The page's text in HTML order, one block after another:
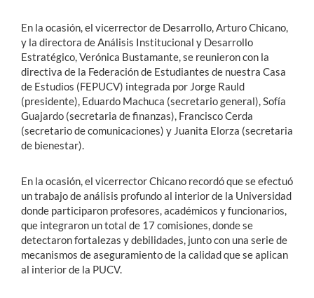
En la ocasión, el vicerrector de Desarrollo, Arturo Chicano,
y la directora de Análisis Institucional y Desarrollo
Estratégico, Verónica Bustamante, se reunieron con la
directiva de la Federación de Estudiantes de nuestra Casa
de Estudios (FEPUCV) integrada por Jorge Rauld
(presidente), Eduardo Machuca (secretario general), Sofía
Guajardo (secretaria de finanzas), Francisco Cerda
(secretario de comunicaciones) y Juanita Elorza (secretaria
de bienestar).
En la ocasión, el vicerrector Chicano recordó que se efectuó
un trabajo de análisis profundo al interior de la Universidad
donde participaron profesores, académicos y funcionarios,
que integraron un total de 17 comisiones, donde se
detectaron fortalezas y debilidades, junto con una serie de
mecanismos de aseguramiento de la calidad que se aplican
al interior de la PUCV.